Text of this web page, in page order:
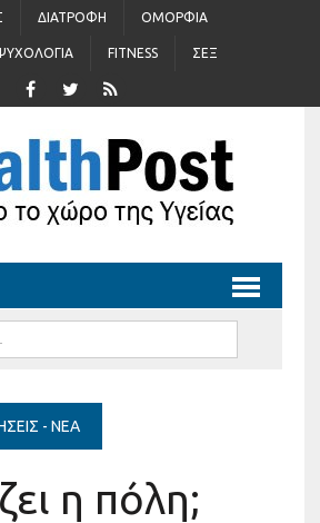
ΔΙΑΤΡΟΦΉ ΟΜΟΡΦΙΆ
FITNESS ΣΈΞ
- ΝΈΑ
η πόλη;